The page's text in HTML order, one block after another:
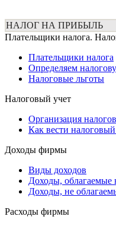
НАЛОГ НА ПРИБЫЛЬ
Плательщики налога.
Плательщики налога
Определяем
Налоговые льготы
Налоговый учет
Организация
Как вести
Доходы фирмы
Виды доходов
Доходы, облагаемые
Доходы, не
Расходы фирмы